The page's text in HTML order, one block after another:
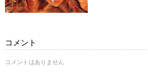
コメント
コメントはありません